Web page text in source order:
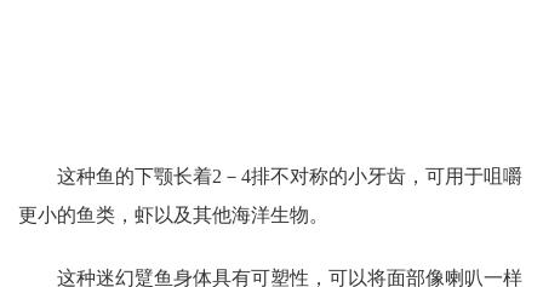
这种鱼的下颚长着2－4排不对称的小牙齿，可用于咀嚼
更小的鱼类，虾以及其他海洋生物。
这种迷幻躄鱼身体具有可塑性，可以将面部像喇叭一样